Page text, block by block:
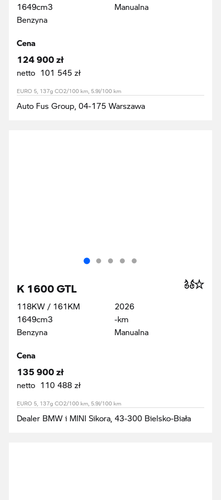
1649cm3
Benzyna
Manualna
Cena
124 900 zł
netto 101 545 zł
EURO 5, 137g CO2/100 km, 5.9l/100 km
Auto Fus Group, 04-175 Warszawa
K 1600 GTL
118KW / 161KM
1649cm3
Benzyna
2026
-km
Manualna
Cena
135 900 zł
netto 110 488 zł
EURO 5, 137g CO2/100 km, 5.9l/100 km
Dealer BMW i MINI Sikora, 43-300 Bielsko-Biała